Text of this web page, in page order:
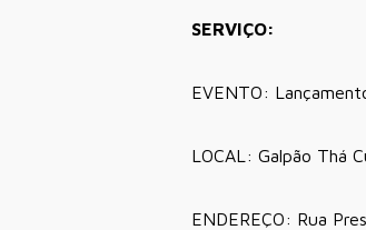
SERVIÇO:
EVENTO:
LOCAL: Galpão Thá
ENDEREÇO: Rua